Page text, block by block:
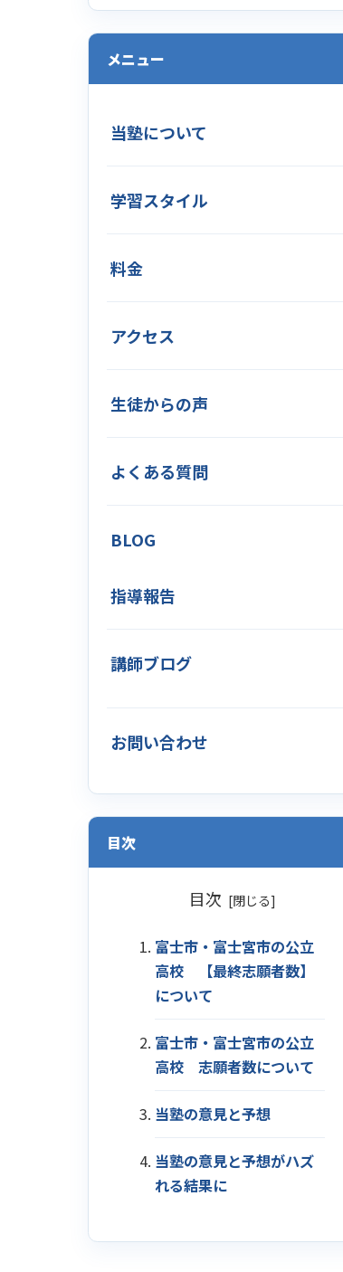
メニュー
当塾について
学習スタイル
料金
アクセス
生徒からの声
よくある質問
BLOG
指導報告
講師ブログ
お問い合わせ
目次
目次
富士市・富士宮市の公立
高校 【最終志願者数】
について
富士市・富士宮市の公立
高校 志願者数について
当塾の意見と予想
当塾の意見と予想がハズ
れる結果に